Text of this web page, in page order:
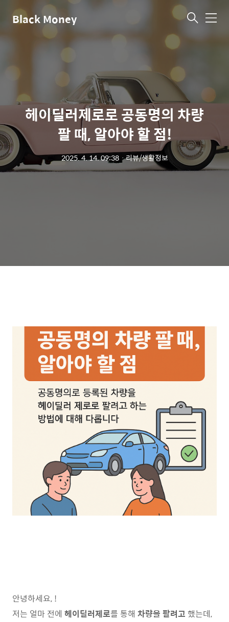
Black Money 메
헤이딜러제로로 공동명의 차량
팔 때, 알아야 할 점!
2025. 4. 14. 09:38ㆍ리뷰/생활정보
안녕하세요, !
저는 얼마 전에 헤이딜러제로를 통해 차량을 팔려고 했는데,